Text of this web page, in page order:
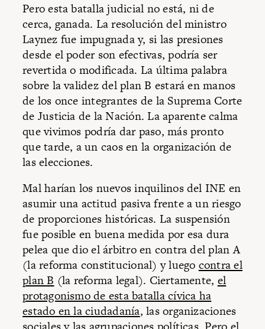
Pero esta batalla judicial no está, ni de
cerca, ganada. La resolución del ministro
Laynez fue impugnada y, si las presiones
desde el poder son efectivas, podría ser
revertida o modificada. La última palabra
sobre la validez del plan B estará en manos
de los once integrantes de la Suprema Corte
de Justicia de la Nación. La aparente calma
que vivimos podría dar paso, más pronto
que tarde, a un caos en la organización de
las elecciones.
Mal harían los nuevos inquilinos del INE en
asumir una actitud pasiva frente a un riesgo
de proporciones históricas. La suspensión
fue posible en buena medida por esa dura
pelea que dio el árbitro en contra del plan A
(la reforma constitucional) y luego contra el
plan B (la reforma legal). Ciertamente, el
protagonismo de esta batalla cívica ha
estado en la ciudadanía, las organizaciones